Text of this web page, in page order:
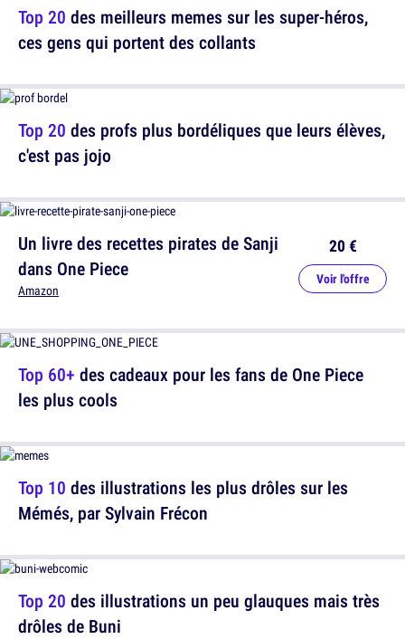
Top 20 des profs plus bordéliques que leurs élèves,
c'est pas jojo
Top 60+ des cadeaux pour les fans de One Piece
les plus cools
Top 20 des illustrations un peu glauques mais très
drôles de Buni
Top 20 des meilleurs memes sur les super-héros,
ces gens qui portent des collants
Un livre des recettes pirates de Sanji
dans One Piece
Amazon
20 €
Voir l'offre
Top 10 des illustrations les plus drôles sur les
Mémés, par Sylvain Frécon